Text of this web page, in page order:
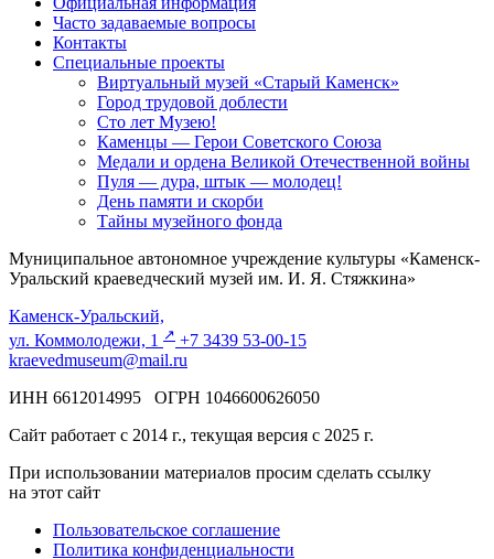
Часто задаваемые вопросы
Контакты
Специальные проекты
Виртуальный музей «Старый Каменск»
Город трудовой доблести
Сто лет Музею!
Каменцы — Герои Советского Союза
Медали и ордена Великой Отечественной войны
Пуля — дура, штык — молодец!
День памяти и скорби
Тайны музейного фонда
Муниципальное автономное учреждение культуры «Каменск-
Уральский краеведческий музей им. И. Я. Стяжкина»
Каменск-Уральский,
ул. Коммолодежи, 1 ↗️ +7 3439 53-00-15
kraevedmuseum@mail.ru
ИНН 6612014995 ОГРН 1046600626050
Сайт работает с 2014 г., текущая версия с 2025 г.
При использовании материалов просим сделать ссылку
на этот сайт
Пользовательское соглашение
Политика конфиденциальности